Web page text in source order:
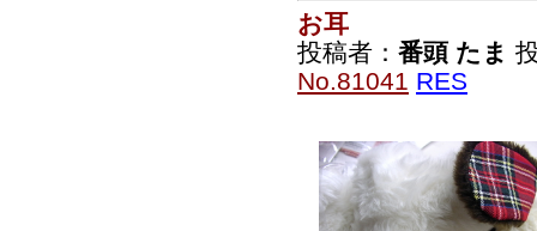
お耳
投稿者： 番頭 たま
No.81041 RES